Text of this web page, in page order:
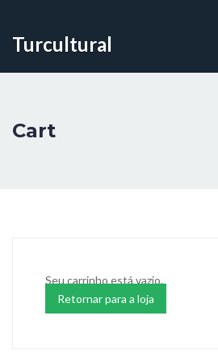
Turcultural
Cart
Seu carrinho está vazio.
Retornar para a loja